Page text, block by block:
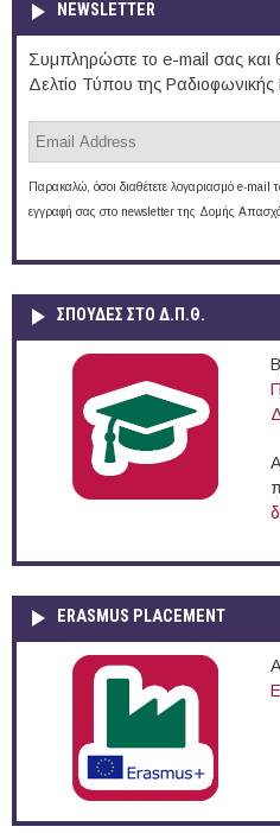
NEWSLETTER
Συμπληρώστε το e-mail σας και
Δελτίο Τύπου της
Παρακαλώ, όσοι διαθέτετε λογαριασμό e-mail
εγγραφή σας στο newsletter της Δομής
ΣΠΟΥΔΈΣ ΣΤΟ Δ.Π.Θ.
ERASMUS PLACEMENT